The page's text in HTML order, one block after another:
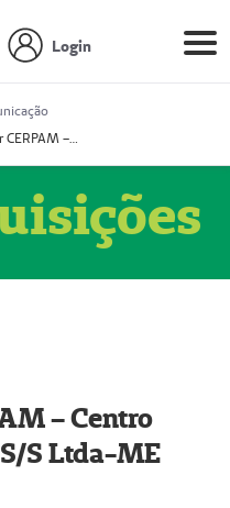
Login
Prestador CERPAM – Centro de Reabilitação S/S Ltda-ME (52004274-8)
– Centro
S Ltda-ME